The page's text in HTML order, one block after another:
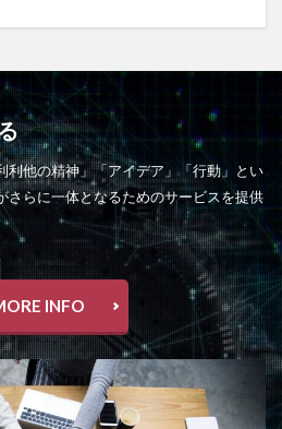
利他の精神」「アイデア」「行動」とい
さらに一体となるためのサービスを提供
INFO